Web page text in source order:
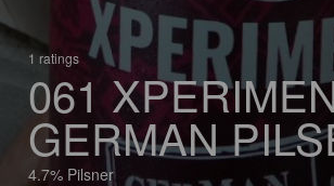
1 ratings
061
GERMAN
4.7% Pilsner